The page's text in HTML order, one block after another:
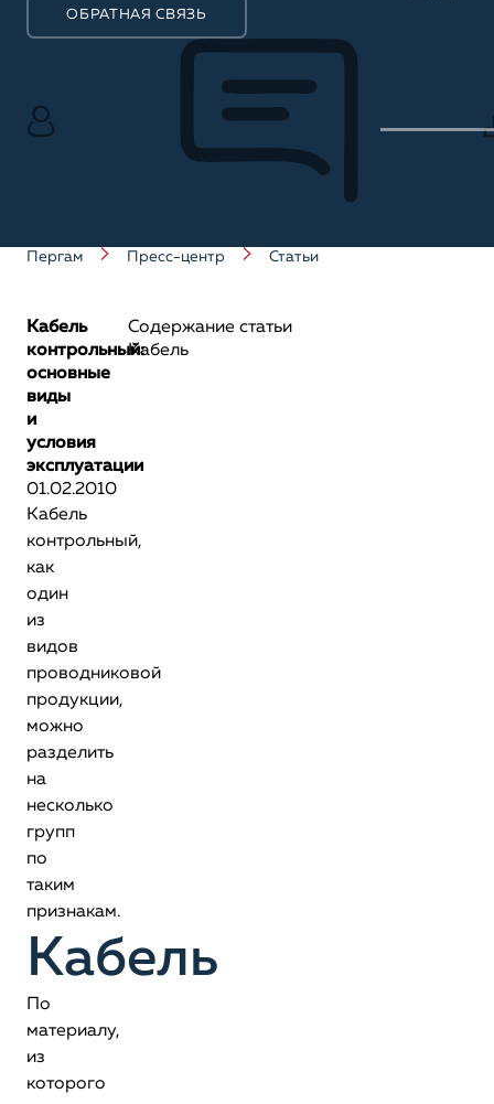
ОБРАТНАЯ СВЯЗЬ
Пергам Пресс-центр Статьи
Кабель
контрольный:
основные
виды
и
условия
эксплуатации
01.02.2010
Кабель
контрольный,
как
один
из
видов
проводниковой
продукции,
можно
разделить
на
несколько
групп
по
таким
признакам.
Кабель
По
материалу,
из
которого
Содержание статьи
Кабель